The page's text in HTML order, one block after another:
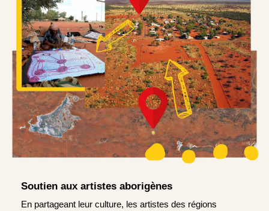
Soutien aux artistes aborigènes
En partageant leur culture, les artistes des régions